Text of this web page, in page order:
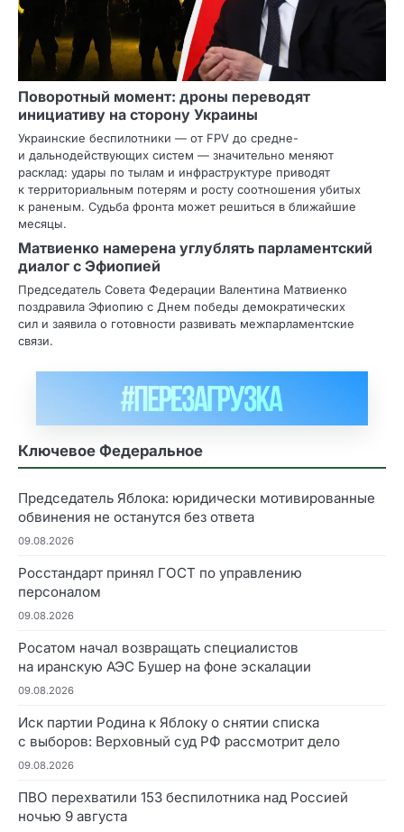
Поворотный момент: дроны переводят
инициативу на сторону Украины
Украинские беспилотники — от FPV до средне-
и дальнодействующих систем — значительно меняют
расклад: удары по тылам и инфраструктуре приводят
к территориальным потерям и росту соотношения убитых
к раненым. Судьба фронта может решиться в ближайшие
месяцы.
Матвиенко намерена углублять парламентский
диалог с Эфиопией
Председатель Совета Федерации Валентина Матвиенко
поздравила Эфиопию с Днем победы демократических
сил и заявила о готовности развивать межпарламентские
связи.
Ключевое Федеральное
Председатель Яблока: юридически мотивированные
обвинения не останутся без ответа
09.08.2026
Росстандарт принял ГОСТ по управлению
персоналом
09.08.2026
Росатом начал возвращать специалистов
на иранскую АЭС Бушер на фоне эскалации
09.08.2026
Иск партии Родина к Яблоку о снятии списка
с выборов: Верховный суд РФ рассмотрит дело
09.08.2026
ПВО перехватили 153 беспилотника над Россией
ночью 9 августа